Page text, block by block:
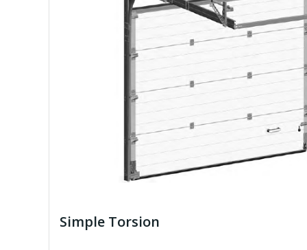
Simple Torsion